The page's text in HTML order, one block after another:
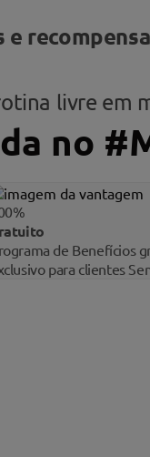
e
livre em
no
de Benefícios
para clientes